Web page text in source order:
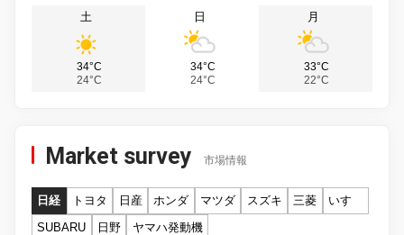
土
34°C
24°C
日
34°C
24°C
月
33°C
22°C
Market survey 市場情報
日経 トヨタ 日産 ホンダ マツダ スズキ 三菱
いすゞ
SUBARU
日野 ヤマハ発動機